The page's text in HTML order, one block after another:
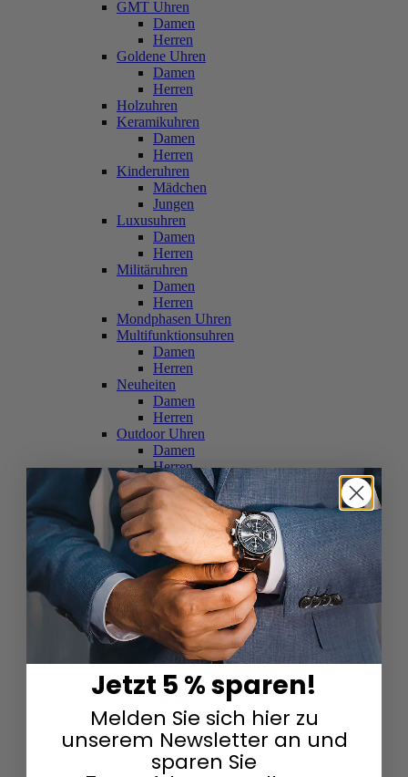
GMT Uhren
Damen
Herren
Goldene Uhren
Damen
Herren
Holzuhren
Keramikuhren
Damen
Herren
Kinderuhren
Mädchen
Jungen
Luxusuhren
Damen
Herren
Militäruhren
Damen
Herren
Mondphasen Uhren
Multifunktionsuhren
Damen
Herren
Neuheiten
Damen
Herren
Outdoor Uhren
Damen
Herren
Schweizer Uhren
Damen
Herren
Skelettuhren
Damen
Herren
Smartwatches
Damen
Herren
Solaruhren
Herren
Damen
Sportuhren
Damen
Herren
Swarovski & Edelsteine
Damen
Herren
Jetzt 5 % sparen!
Melden Sie sich hier zu
unserem Newsletter an und
sparen Sie